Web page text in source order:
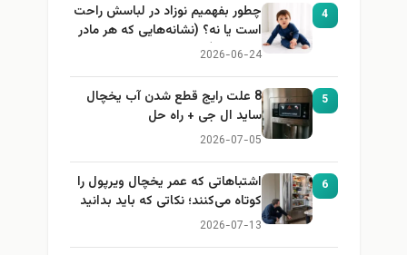
4
چطور بفهمیم نوزاد در لباسش راحت
است یا نه؟ (نشانه‌هایی که هر مادر
باید بداند)
2026-06-24
5
8 علت رایج قطع شدن آب یخچال
ساید ال جی + راه حل
2026-07-05
6
اشتباهاتی که عمر یخچال ویرپول را
کوتاه می‌کنند؛ نکاتی که باید بدانید
2026-07-13